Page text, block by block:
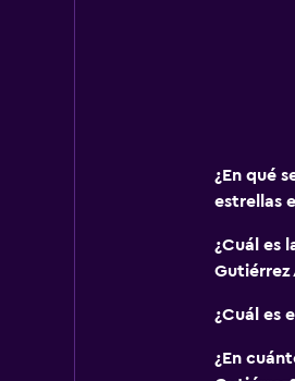
¿En qué
estrellas
¿Cuál es
Gutiérrez
¿Cuál es
¿En